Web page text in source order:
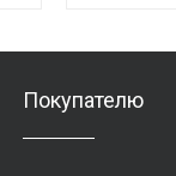
Покупателю